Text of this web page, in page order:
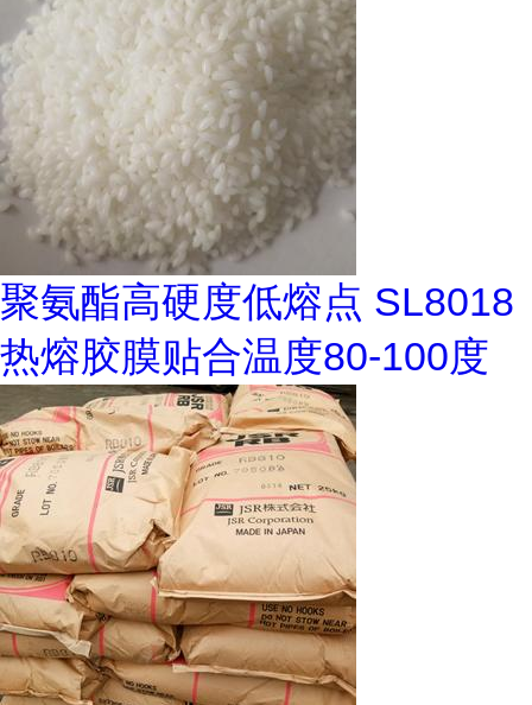
聚氨酯高硬度低熔点 SL8018
热熔胶膜贴合温度80-100度